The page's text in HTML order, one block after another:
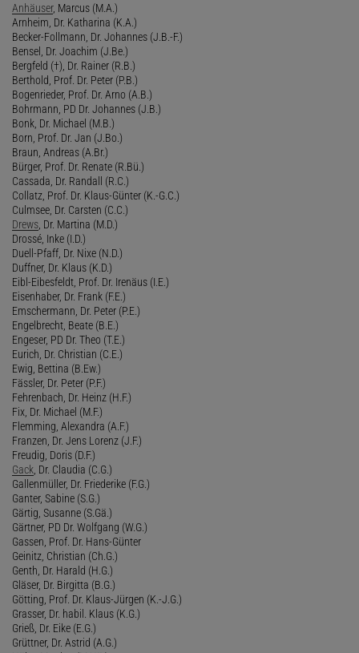
Anhäuser, Marcus (M.A.)
Arnheim, Dr. Katharina (K.A.)
Becker-Follmann, Dr. Johannes (J.B.-F.)
Bensel, Dr. Joachim (J.Be.)
Bergfeld (†), Dr. Rainer (R.B.)
Berthold, Prof. Dr. Peter (P.B.)
Bogenrieder, Prof. Dr. Arno (A.B.)
Bohrmann, PD Dr. Johannes (J.B.)
Bonk, Dr. Michael (M.B.)
Born, Prof. Dr. Jan (J.Bo.)
Braun, Andreas (A.Br.)
Bürger, Prof. Dr. Renate (R.Bü.)
Cassada, Dr. Randall (R.C.)
Collatz, Prof. Dr. Klaus-Günter (K.-G.C.)
Culmsee, Dr. Carsten (C.C.)
Drews , Dr. Martina (M.D.)
Drossé, Inke (I.D.)
Duell-Pfaff, Dr. Nixe (N.D.)
Duffner, Dr. Klaus (K.D.)
Eibl-Eibesfeldt, Prof. Dr. Irenäus (I.E.)
Eisenhaber, Dr. Frank (F.E.)
Emschermann, Dr. Peter (P.E.)
Engelbrecht, Beate (B.E.)
Engeser, PD Dr. Theo (T.E.)
Eurich, Dr. Christian (C.E.)
Ewig, Bettina (B.Ew.)
Fässler, Dr. Peter (P.F.)
Fehrenbach, Dr. Heinz (H.F.)
Fix, Dr. Michael (M.F.)
Flemming, Alexandra (A.F.)
Franzen, Dr. Jens Lorenz (J.F.)
Freudig, Doris (D.F.)
Gack , Dr. Claudia (C.G.)
Gallenmüller, Dr. Friederike (F.G.)
Ganter, Sabine (S.G.)
Gärtig, Susanne (S.Gä.)
Gärtner, PD Dr. Wolfgang (W.G.)
Gassen, Prof. Dr. Hans-Günter
Geinitz, Christian (Ch.G.)
Genth, Dr. Harald (H.G.)
Gläser, Dr. Birgitta (B.G.)
Götting, Prof. Dr. Klaus-Jürgen (K.-J.G.)
Grasser, Dr. habil. Klaus (K.G.)
Grieß, Dr. Eike (E.G.)
Grüttner, Dr. Astrid (A.G.)